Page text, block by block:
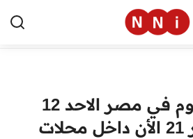
سعر الذهب اليوم في مصر الاحد 12
مايو 2024 وعيار 21 الأن داخل محلات